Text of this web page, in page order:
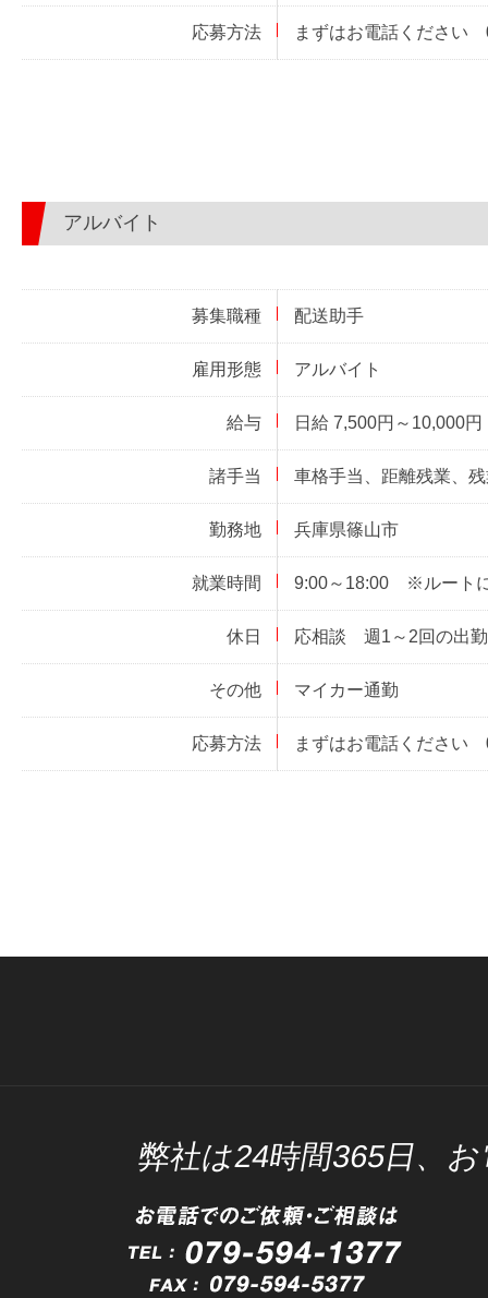
応募方法 まずはお電話くださ
アルバイト
募集職種 配送助手
雇用形態 アルバイト
給与 日給 7,500円～10,000
諸手当 車格手当、距離残業、
勤務地 兵庫県篠山市
就業時間 9:00～18:00 ※ルート
休日 応相談 週1～2回の出
その他 マイカー通勤
応募方法 まずはお電話くださ
弊社は24時間365日、